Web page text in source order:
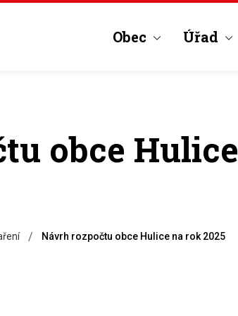
Obec Úřad
obce Hulice
/ Návrh rozpočtu obce Hulice na rok 2025